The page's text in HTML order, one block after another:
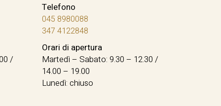
/
Telefono
045 8980088
347 4122848
Orari di apertura
Martedì – Sabato: 9.30 – 12.30 /
14.00 – 19.00
Lunedì: chiuso